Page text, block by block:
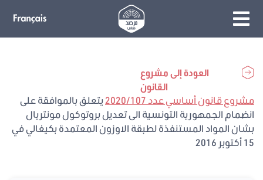
العودة إلى مشروع
القانون
مشروع قانون أساسي عدد 2020/107
يتعلق بالموافقة على
انضمام الجمهورية التونسية الى تعديل بروتوكول مونتريال
بشان المواد المستنفذة لطبقة الاوزون المعتمدة بكيغالي في
15 أكتوبر 2016